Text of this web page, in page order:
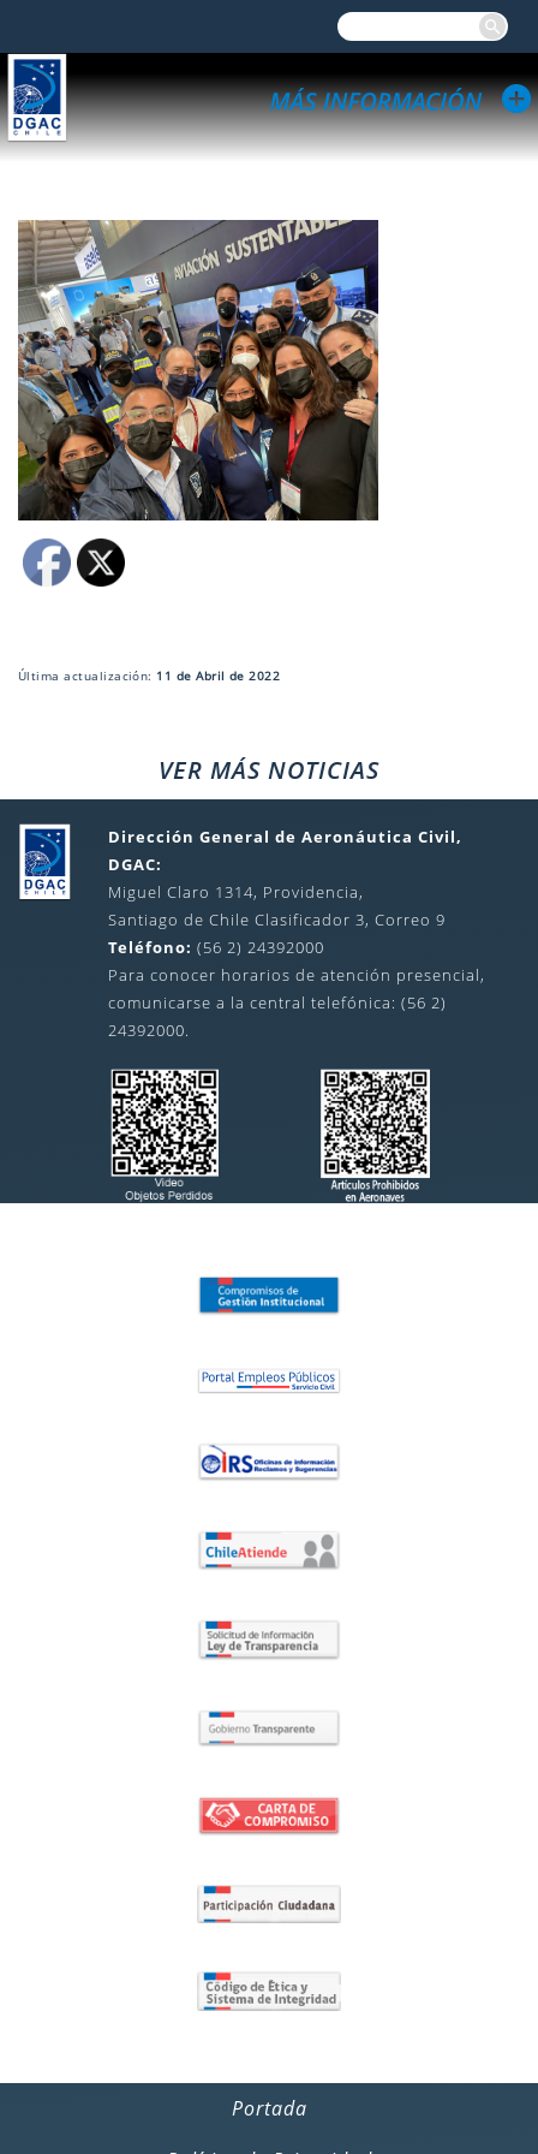
Última actualización: 11 de Abril de 2022
VER MÁS NOTICIAS
Dirección General de Aeronáutica Civil,
DGAC:
Miguel Claro 1314, Providencia,
Santiago de Chile Clasificador 3, Correo 9
Teléfono: (56 2) 24392000
Para conocer horarios de atención presencial,
comunicarse a la central telefónica: (56 2)
24392000.
Portada